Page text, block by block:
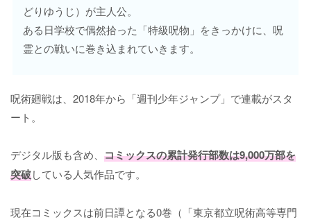
どりゆうじ）が主人公。
ある日学校で偶然拾った「特級呪物」をきっかけに、呪
霊との戦いに巻き込まれていきます。
呪術廻戦は、2018年から「週刊少年ジャンプ」で連載がスタ
ート。
デジタル版も含め、 コミックスの累計発行部数は9,000万部を
突破している人気作品です。
現在コミックスは前日譚となる0巻（「東京都立呪術高等専門